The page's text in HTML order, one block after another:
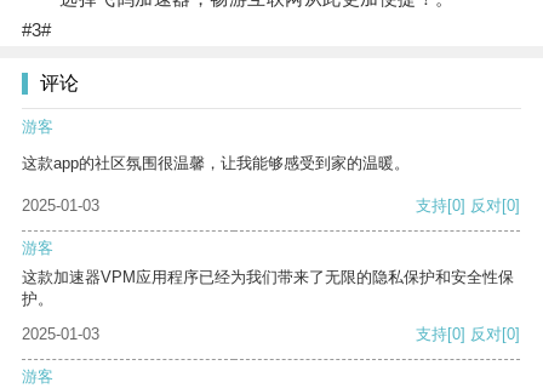
#3#
评论
游客
这款app的社区氛围很温馨，让我能够感受到家的温暖。
2025-01-03 支持[0] 反对[0]
游客
这款加速器VPM应用程序已经为我们带来了无限的隐私保护和安全性保
护。
2025-01-03
支持[0] 反对[0]
游客